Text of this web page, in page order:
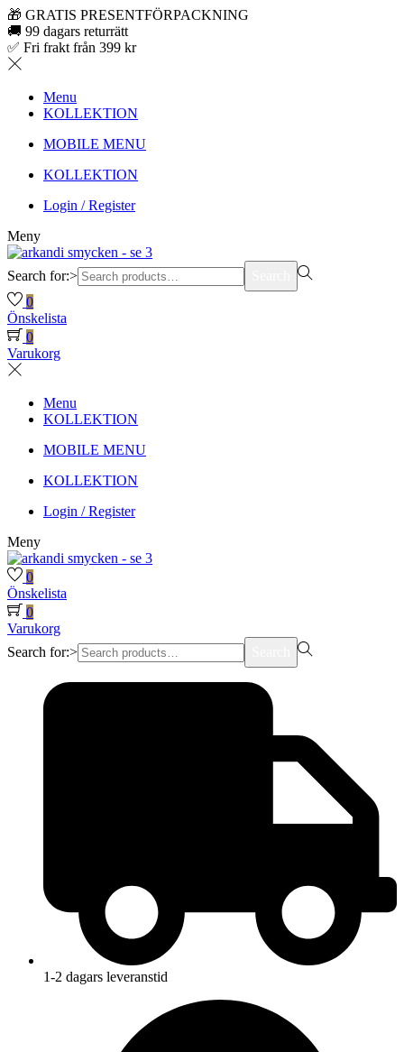
🎁 GRATIS PRESENTFÖRPACKNING
🚚 99 dagars returrätt
✅ Fri frakt från 399 kr
Menu
KOLLEKTION
MOBILE MENU
KOLLEKTION
Login / Register
Meny
Search for:>
0
Önskelista
0
Varukorg
Menu
KOLLEKTION
MOBILE MENU
KOLLEKTION
Login / Register
Meny
0
Önskelista
0
Varukorg
Search for:>
1-2 dagars leveranstid